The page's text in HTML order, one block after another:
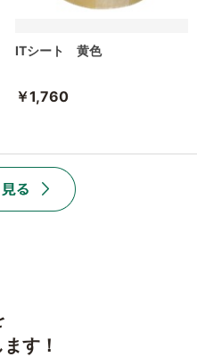
ITシート 黄色
￥1,760
す！